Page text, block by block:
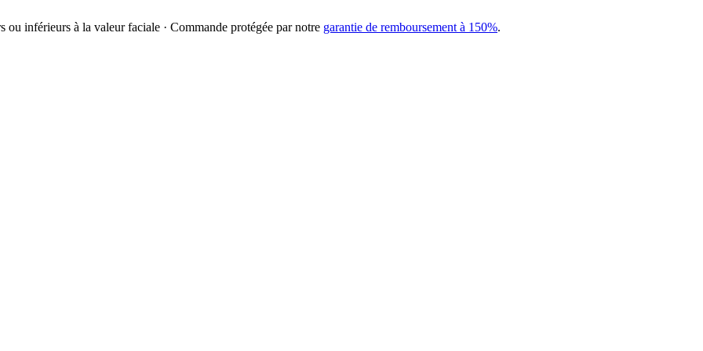
inférieurs à la valeur faciale · Commande protégée par notre garantie de remboursement à 150%.